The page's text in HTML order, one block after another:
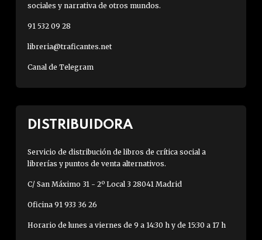
sociales y narrativa de otros mundos.
91 532 09 28
libreria@traficantes.net
Canal de Telegram
DISTRIBUIDORA
Servicio de distribución de libros de crítica social a
librerías y puntos de venta alternativos.
C/ San Máximo 31 - 2º Local 3 28041 Madrid
Oficina 91 933 36 26
Horario de lunes a viernes de 9 a 14:30 h y de 15:30 a 17 h